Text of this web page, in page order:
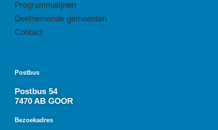
Programmalijnen
Deelnemende gemeenten
Contact
Postbus
Postbus 54
7470 AB GOOR
Bezoekadres